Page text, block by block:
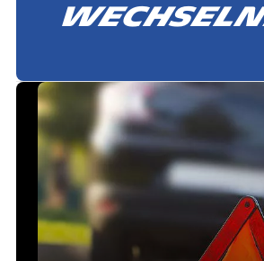
wechseln